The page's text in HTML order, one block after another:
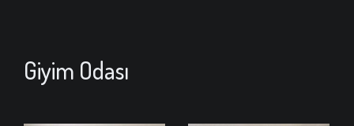
Giyim Odası